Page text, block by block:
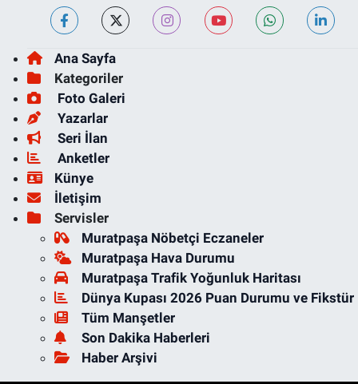
Ana Sayfa
Kategoriler
Foto Galeri
Yazarlar
Seri İlan
Anketler
Künye
İletişim
Servisler
Muratpaşa Nöbetçi Eczaneler
Muratpaşa Hava Durumu
Muratpaşa Trafik Yoğunluk Haritası
Dünya Kupası 2026 Puan Durumu ve Fikstür
Tüm Manşetler
Son Dakika Haberleri
Haber Arşivi